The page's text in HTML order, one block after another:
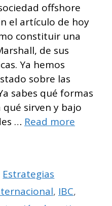
offshore
el artículo de hoy
constituir una
de sus
Ya hemos
sobre las
sabes qué formas
sirven y bajo
… Read more
Estrategias
, IBC,